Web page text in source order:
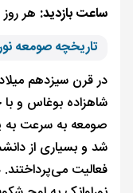
ساعت بازدید: هر روز از
تاریخچه صومعه
در قرن سیزدهم
شاهزاده بوغاس و
صومعه به سرعت به
شد و بسیاری از
فعالیت